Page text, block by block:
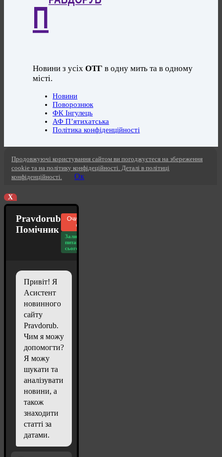
П
Новини з усіхОТГ в одну мить та в одному
місті.
Новини
Поворознюк
ФК Інгулець
АФ П’ятихатська
Політика конфіденційності
Продовжуючі користування сайтом ви погоджуєтеся на збереження
cookie та на політику конфідеційності. Деталі в політиці
конфіденційності.
Ок
X
Pravdorub
Помічник
Очистити
чат
Залишилось
питань
сьогодні: 20
Привіт! Я
Асистент
новинного
сайту
Pravdorub.
Чим я можу
допомогти?
Я можу
шукати та
аналізувати
новини, а
також
знаходити
статті за
датами.